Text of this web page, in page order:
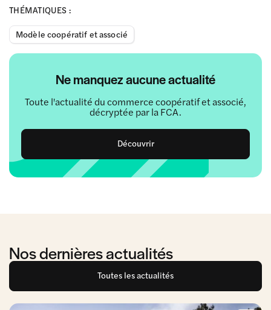
THÉMATIQUES :
Modèle coopératif et associé
Ne manquez aucune actualité
Toute l'actualité du commerce coopératif et associé,
décryptée par la FCA.
Découvrir
Nos dernières actualités
Toutes les actualités